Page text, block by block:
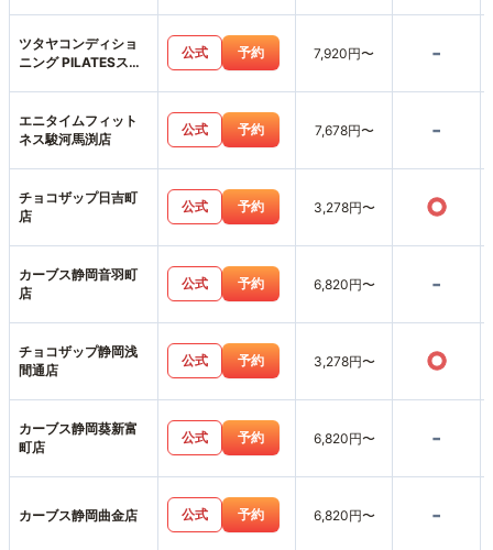
ツタヤコンディショ
ニング PILATESスポ
公式 予約 7,920円〜 -
エニタイムフィット
ネス駿河馬渕店
公式 予約 7,678円〜 -
チョコザップ日吉町
店
公式 予約 3,278円〜 ○
カーブス静岡音羽町
店
公式 予約 6,820円〜 -
チョコザップ静岡浅
間通店
公式 予約 3,278円〜 ○
カーブス静岡葵新富
町店
公式 予約 6,820円〜 -
カーブス静岡曲金店 公式 予約 6,820円〜 -